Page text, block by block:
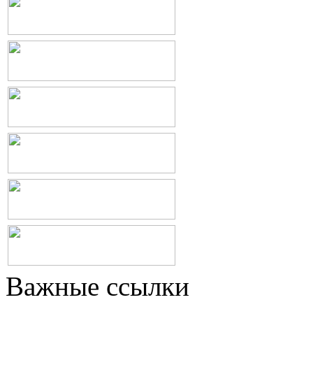
Важные ссылки